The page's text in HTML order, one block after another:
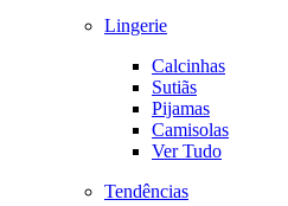
Lingerie
Calcinhas
Sutiãs
Pijamas
Camisolas
Ver Tudo
Tendências